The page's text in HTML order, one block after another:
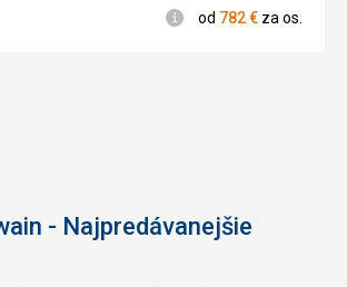
Informácie
od 782€ za os.
- Najpredávanejšie